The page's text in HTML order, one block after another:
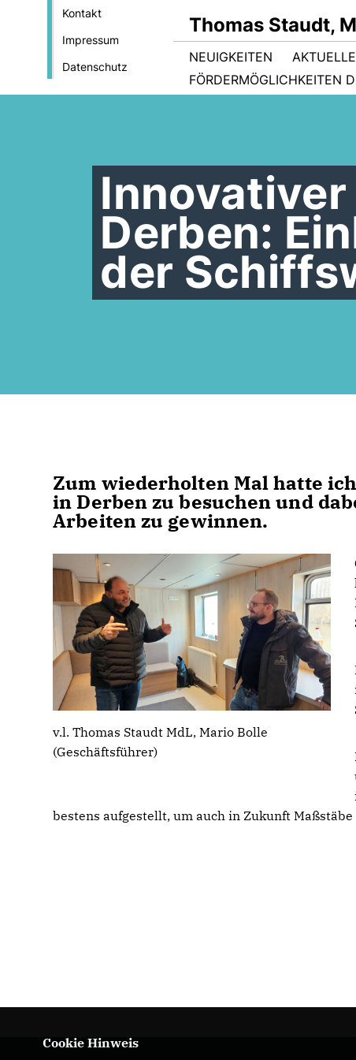
Kontakt
Impressum
Datenschutz
Thomas Staudt,
NEUIGKEITEN
FÖRDERMÖGLICHKEITEN
Derben:
der
Zum wiederholten Mal hatte
in Derben zu besuchen und
Arbeiten zu gewinnen.
v.l. Thomas Staudt MdL, Mario Bolle
(Geschäftsführer)
bestens aufgestellt, um auch in Zukunft
Cookie Hinweis